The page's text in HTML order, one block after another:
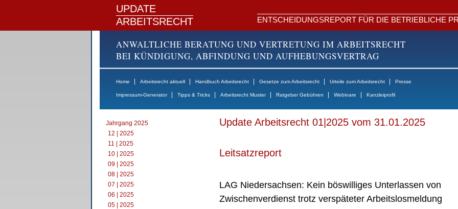
UPDATE
ARBEITSRECHT
ENTSCHEIDUNGSREPORT FÜR DIE BETRIEBLICHE
ANWALTLICHE BERATUNG UND VERTRETUNG IM ARBEITSRECHT
BEI KÜNDIGUNG, ABFINDUNG UND AUFHEBUNGSVERTRAG
Home Arbeitsrecht aktuell Handbuch Arbeitsrecht Gesetze zum Arbeitsrecht Urteile zum Arbeitsrecht Presse
Impressum-Generator Tipps & Tricks Arbeitsrecht Muster Ratgeber Gebühren Webinare Kanzleiprofil
Jahrgang 2025
12 | 2025
11 | 2025
10 | 2025
09 | 2025
08 | 2025
07 | 2025
06 | 2025
05 | 2025
Update Arbeitsrecht 01|2025 vom 31.01.2025
Leitsatzreport
LAG Niedersachsen: Kein böswilliges Unterlassen von
Zwischenverdienst trotz verspäteter Arbeitslosmeldung